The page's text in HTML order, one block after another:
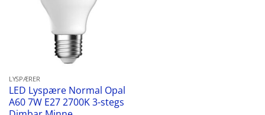
LYSPÆRER
LED Lyspære Normal Opal
A60 7W E27 2700K 3-stegs